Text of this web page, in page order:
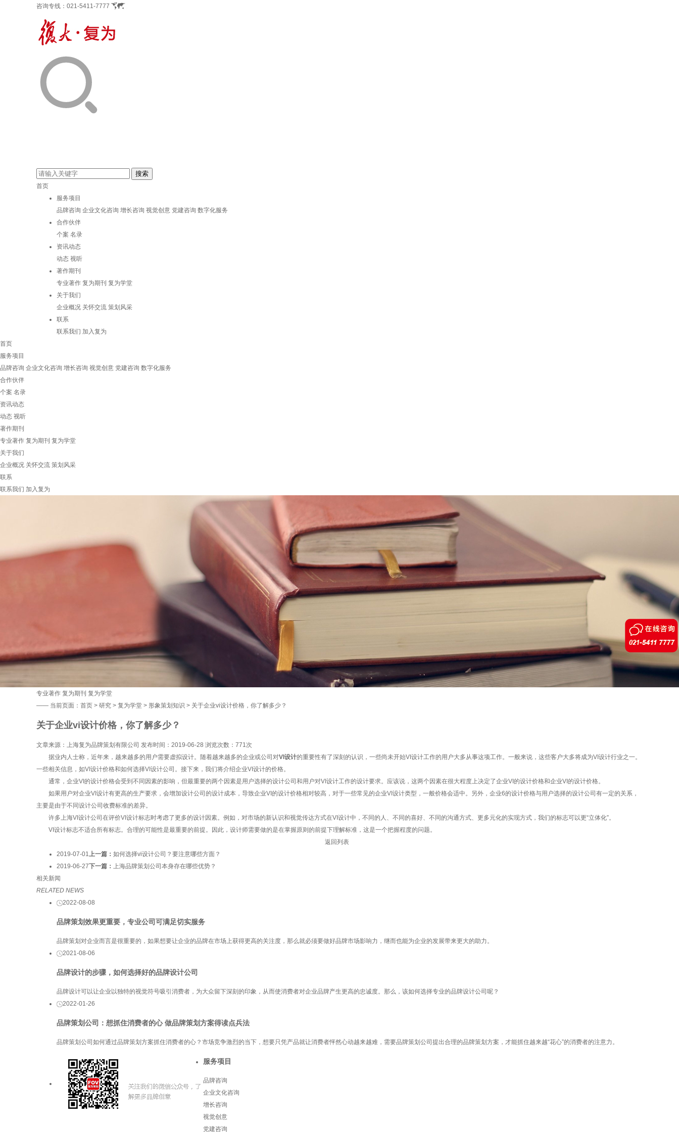
咨询专线： 021-5411-7777
首页
服务项目
品牌咨询 企业文化咨询 增长咨询 视觉创意 党建咨询 数字化服务
合作伙伴
个案 名录
资讯动态
动态 视听
著作期刊
专业著作 复为期刊 复为学堂
关于我们
企业概况 关怀交流 策划风采
联系
联系我们 加入复为
首页
服务项目
品牌咨询 企业文化咨询 增长咨询 视觉创意 党建咨询 数字化服务
合作伙伴
个案 名录
资讯动态
动态 视听
著作期刊
专业著作 复为期刊 复为学堂
关于我们
企业概况 关怀交流 策划风采
联系
联系我们 加入复为
专业著作 复为期刊 复为学堂
—— 当前页面： 首页 > 研究 > 复为学堂 > 形象策划知识 > 关于企业vi设计价格，你了解多少？
关于企业vi设计价格，你了解多少？
文章来源：上海复为品牌策划有限公司 发布时间：2019-06-28 浏览次数： 771次
据业内人士称，近年来，越来越多的用户需要虚拟设计。随着越来越多的企业或公司对VI设计的重要性有了深刻的认识，一些尚未开始VI设计工作的用户大多从事这项工作。一般来说，这些客户大多将成为VI设计行业之一。
一些相关信息，如VI设计价格和如何选择VI设计公司。接下来，我们将介绍企业VI设计的价格。
通常，企业VI的设计价格会受到不同因素的影响，但最重要的两个因素是用户选择的设计公司和用户对VI设计工作的设计要求。应该说，这两个因素在很大程度上决定了企业VI的设计价格和企业VI的设计价格。
如果用户对企业VI设计有更高的生产要求，会增加设计公司的设计成本，导致企业VI的设计价格相对较高，对于一些常见的企业VI设计类型，一般价格会适中。另外，企业6的设计价格与用户选择的设计公司有一定的关系，
主要是由于不同设计公司收费标准的差异。
许多上海VI设计公司在评价VI设计标志时考虑了更多的设计因素。例如，对市场的新认识和视觉传达方式在VI设计中，不同的人、不同的喜好、不同的沟通方式、更多元化的实现方式，我们的标志可以更“立体化”。
VI设计标志不适合所有标志。合理的可能性是最重要的前提。因此，设计师需要做的是在掌握原则的前提下理解标准，这是一个把握程度的问题。
返回列表
2019-07-01上一篇： 如何选择vi设计公司？要注意哪些方面？
2019-06-27下一篇： 上海品牌策划公司本身存在哪些优势？
相关新闻
RELATED NEWS
2022-08-08
品牌策划效果更重要，专业公司可满足切实服务
品牌策划对企业而言是很重要的，如果想要让企业的品牌在市场上获得更高的关注度，那么就必须要做好品牌市场影响力，继而也能为企业的发展带来更大的助力。
2021-08-06
品牌设计的步骤，如何选择好的品牌设计公司
品牌设计可以让企业以独特的视觉符号吸引消费者，为大众留下深刻的印象，从而使消费者对企业品牌产生更高的忠诚度。那么，该如何选择专业的品牌设计公司呢？
2022-01-26
品牌策划公司：想抓住消费者的心 做品牌策划方案得读点兵法
品牌策划公司如何通过品牌策划方案抓住消费者的心？市场竞争激烈的当下，想要只凭产品就让消费者怦然心动越来越难，需要品牌策划公司提出合理的品牌策划方案，才能抓住越来越“花心”的消费者的注意力。
服务项目
品牌咨询
企业文化咨询
增长咨询
视觉创意
党建咨询